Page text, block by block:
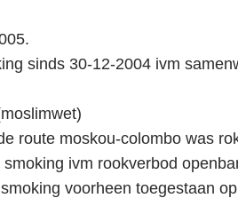
sinds 30-12-2004 ivm
route moskou-colombo was
ivm rookverbod
voorheen toegestaan